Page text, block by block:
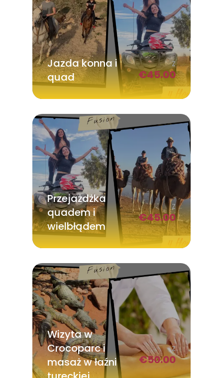
Jazda konna i
quad
Z
€45.00
Przejażdżka
quadem i
wielbłądem
Z
€45.00
Wizyta w
Crocoparc i
masaż w łaźni
Z
€50.00